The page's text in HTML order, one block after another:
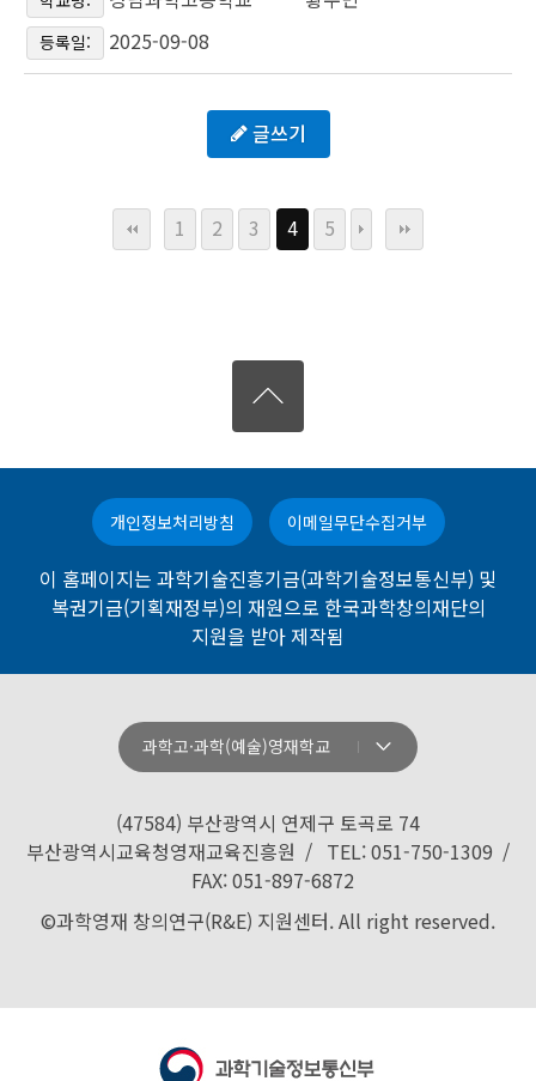
등록일: 2025-09-08
글쓰기
1 2 3 4 5
개인정보처리방침 이메일무단수집거부
이 홈페이지는 과학기술진흥기금(과학기술정보통신부) 및
복권기금(기획재정부)의 재원으로 한국과학창의재단의
지원을 받아 제작됨
과학고·과학(예술)영재학교
강원과학고등학교
경기북과학고등학교
경남과학고등학교
경북과학고등학교
(47584) 부산광역시 연제구 토곡로 74
부산광역시교육청영재교육진흥원 / TEL: 051-750-1309 /
FAX: 051-897-6872
©과학영재 창의연구(R&E) 지원센터. All right reserved.